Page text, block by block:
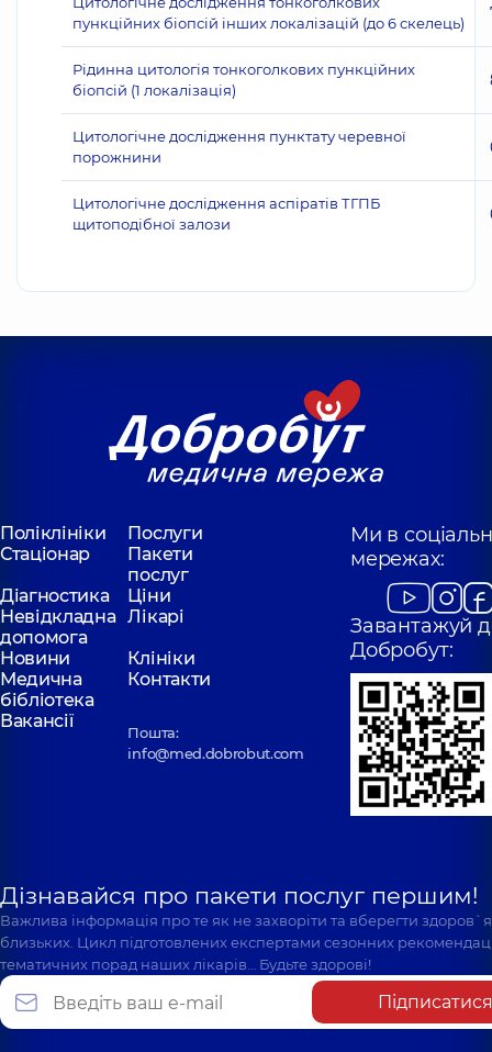
пункційних біопсій інших локалізацій (до 6 скелець)
Рідинна цитологія тонкоголкових пункційних
біопсій (1 локалізація)
Цитологічне дослідження пунктату черевної
порожнини
Цитологічне дослідження аспіратів ТГПБ
щитоподібної залози
Поліклініки
Послуги
Стаціонар
Пакети
послуг
Діагностика
Ціни
Невідкладна
допомога
Лікарі
Новини
Клініки
Медична
бібліотека
Контакти
Вакансії
Пошта:
info@med.dobrobut.com
Ми в
мережах:
Завантажуй
Добробут:
Дізнавайся про пакети послуг першим!
Важлива інформація про те як не захворіти та вберегти
близьких. Цикл підготовлених експертами сезонних
тематичних порад наших лікарів… Будьте здорові!
Підписатися